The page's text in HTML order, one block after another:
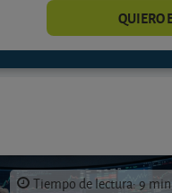
QUIERO
Tiempo de lectura: 9